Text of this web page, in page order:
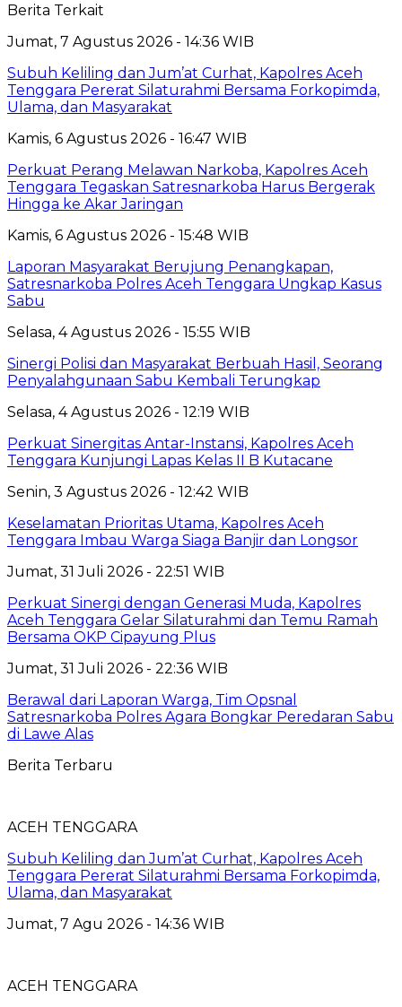
Berita Terkait
Jumat, 7 Agustus 2026 - 14:36 WIB
Subuh Keliling dan Jum’at Curhat, Kapolres Aceh
Tenggara Pererat Silaturahmi Bersama Forkopimda,
Ulama, dan Masyarakat
Kamis, 6 Agustus 2026 - 16:47 WIB
Perkuat Perang Melawan Narkoba, Kapolres Aceh
Tenggara Tegaskan Satresnarkoba Harus Bergerak
Hingga ke Akar Jaringan
Kamis, 6 Agustus 2026 - 15:48 WIB
Laporan Masyarakat Berujung Penangkapan,
Satresnarkoba Polres Aceh Tenggara Ungkap Kasus
Sabu
Selasa, 4 Agustus 2026 - 15:55 WIB
Sinergi Polisi dan Masyarakat Berbuah Hasil, Seorang
Penyalahgunaan Sabu Kembali Terungkap
Selasa, 4 Agustus 2026 - 12:19 WIB
Perkuat Sinergitas Antar-Instansi, Kapolres Aceh
Tenggara Kunjungi Lapas Kelas II B Kutacane
Senin, 3 Agustus 2026 - 12:42 WIB
Keselamatan Prioritas Utama, Kapolres Aceh
Tenggara Imbau Warga Siaga Banjir dan Longsor
Jumat, 31 Juli 2026 - 22:51 WIB
Perkuat Sinergi dengan Generasi Muda, Kapolres
Aceh Tenggara Gelar Silaturahmi dan Temu Ramah
Bersama OKP Cipayung Plus
Jumat, 31 Juli 2026 - 22:36 WIB
Berawal dari Laporan Warga, Tim Opsnal
Satresnarkoba Polres Agara Bongkar Peredaran Sabu
di Lawe Alas
Berita Terbaru
ACEH TENGGARA
Subuh Keliling dan Jum’at Curhat, Kapolres Aceh
Tenggara Pererat Silaturahmi Bersama Forkopimda,
Ulama, dan Masyarakat
Jumat, 7 Agu 2026 - 14:36 WIB
ACEH TENGGARA